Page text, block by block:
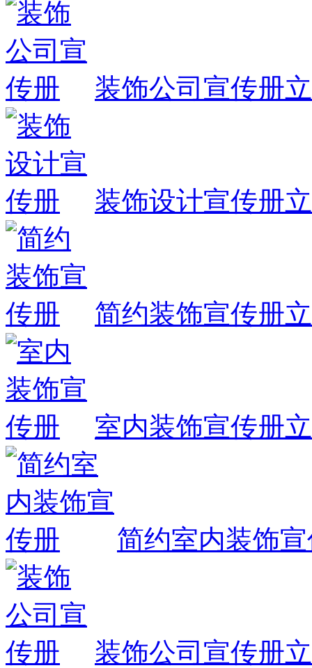
装饰公司宣传册
装饰设计宣传册
简约装饰宣传册
室内装饰宣传册
简约室内装饰
装饰公司宣传册